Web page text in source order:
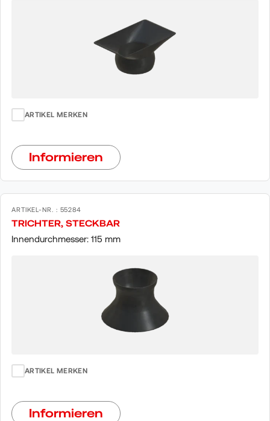
ARTIKEL MERKEN
Informieren
ARTIKEL-NR. : 55284
TRICHTER, STECKBAR
Innendurchmesser: 115 mm
ARTIKEL MERKEN
Informieren